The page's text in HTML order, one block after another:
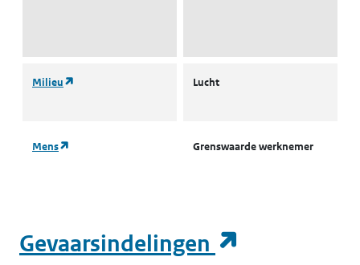
Milieu (opent in een nieuw tabblad)
Lucht
Mens (opent in een nieuw tabblad)Grenswaarde werknemer
Gevaarsindelingen